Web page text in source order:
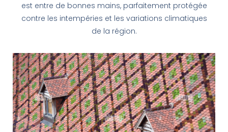
est entre de bonnes mains, parfaitement protégée
contre les intempéries et les variations climatiques
de la région.